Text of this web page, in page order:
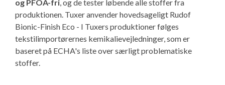
Adria Aviva
Adria Altea
Adria Action
Eriba Touring
Fendt Campingvogne
Fendt Apero
Fendt Bianco Selection / Activ
Hobby Campingvogne
Hobby Campingvogne
Hobby On-tour
Hobby De Luxe - DK-line
Tabbert Campingvogne
Adria Autocamper
Adria Supersonic
Adria Sonic
Adria Campervans
Adria Campervans
Adria Twin Sports van
Service og eftersyn
Serviceaftaler
Guides - før værkstedsbesøg
Ledige stillinger
Information
Offentlig virksomhed - sådan handler du i
KG Camping Historie
Mortens Campingtips
Nyheder
Gaveideer til campisten
og PFOA-fri, og de tester løbende alle stoffer fra
produktionen. Tuxer anvender hovedsageligt Rudof
Bionic-Finish Eco - I Tuxers produktioner følges
tekstilimportørernes kemikalievejledninger, som er
baseret på ECHA's liste over særligt problematiske
stoffer.